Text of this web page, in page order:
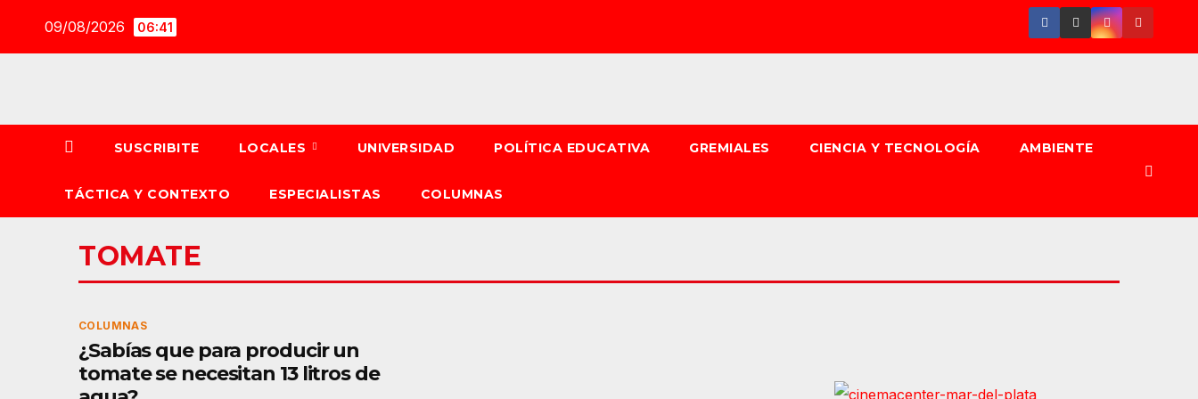
09/08/2026 06:41
SUSCRIBITE LOCALES UNIVERSIDAD POLÍTICA EDUCATIVA GREMIALES CIENCIA Y TECNOLOGÍA AMBIENTE
TÁCTICA Y CONTEXTO ESPECIALISTAS COLUMNAS
TOMATE
COLUMNAS
¿Sabías que para producir un
tomate se necesitan 13 litros de